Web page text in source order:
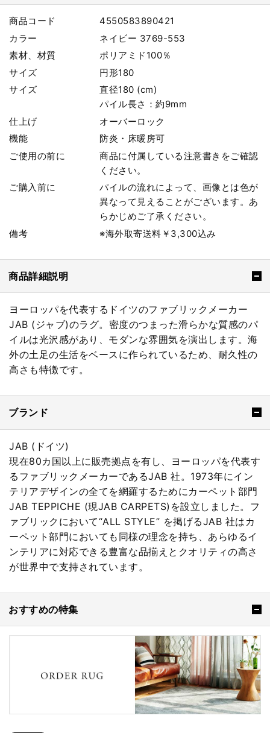
商品コード
4550583890421
カラー
ネイビー 3769-553
素材、材質
ポリアミド100％
サイズ
円形180
サイズ
直径180 (cm)
パイル長さ：約9mm
仕上げ
オーバーロック
機能
防炎・床暖房可
ご使用の前に
商品に付属している注意書きをご確認
ください。
ご購入前に
パイルの流れによって、画像とは色が
異なって見えることがございます。あ
らかじめご了承ください。
備考
※海外取寄送料￥3,300込み
商品詳細説明
ヨーロッパを代表するドイツのファブリックメーカー
JAB (ジャブ)のラグ。密度のつまった滑らかな質感のパ
イルは光沢感があり、モダンな雰囲気を演出します。海
外の土足の生活をベースに作られているため、耐久性の
高さも特徴です。
ブランド
JAB (ドイツ)
現在80カ国以上に販売拠点を有し、ヨーロッパを代表す
るファブリックメーカーであるJAB 社。1973年にイン
テリアデザインの全てを網羅するためにカーペット部門
JAB TEPPICHE (現JAB CARPETS)を設立しました。フ
ァブリックにおいて“ALL STYLE” を掲げるJAB 社はカ
ーペット部門においても同様の理念を持ち、あらゆるイ
ンテリアに対応できる豊富な品揃えとクオリティの高さ
が世界中で支持されています。
おすすめの特集